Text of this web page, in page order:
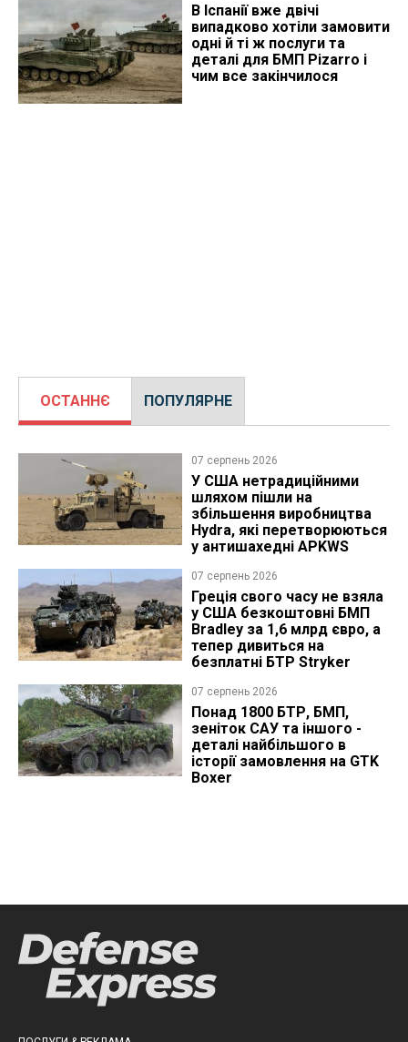
В Іспанії вже двічі
випадково хотіли замовити
одні й ті ж послуги та
деталі для БМП Pizarro і
чим все закінчилося
ОСТАННЄ ПОПУЛЯРНЕ
07 серпень 2026
У США нетрадиційними
шляхом пішли на
збільшення виробництва
Hydra, які перетворюються
у антишахедні APKWS
07 серпень 2026
Греція свого часу не взяла
у США безкоштовні БМП
Bradley за 1,6 млрд євро, а
тепер дивиться на
безплатні БТР Stryker
07 серпень 2026
Понад 1800 БТР, БМП,
зеніток САУ та іншого -
деталі найбільшого в
історії замовлення на GTK
Boxer